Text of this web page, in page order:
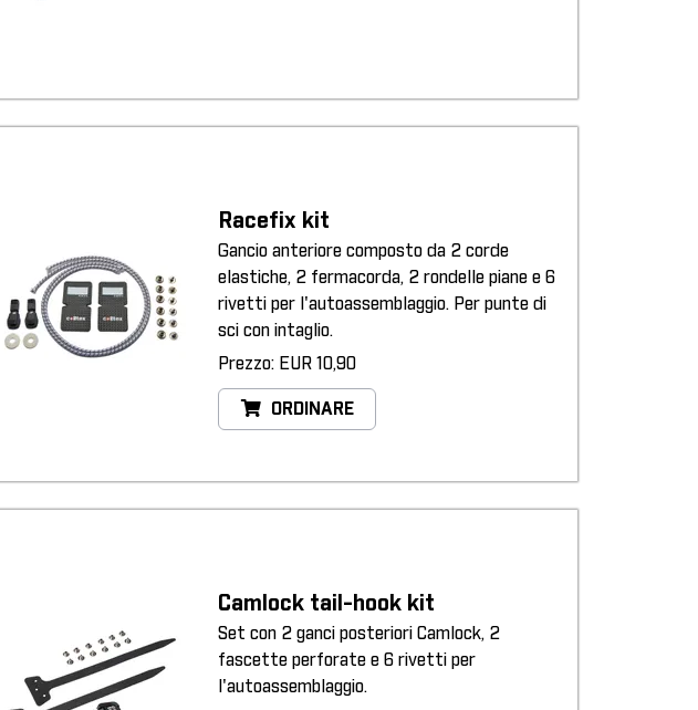
Racefix kit
Gancio anteriore composto da 2 corde
elastiche, 2 fermacorda, 2 rondelle piane e 6
rivetti per l'autoassemblaggio. Per punte di
sci con intaglio.
Prezzo: EUR 10,90
ORDINARE
Camlock tail-hook kit
Set con 2 ganci posteriori Camlock, 2
fascette perforate e 6 rivetti per
l'autoassemblaggio.